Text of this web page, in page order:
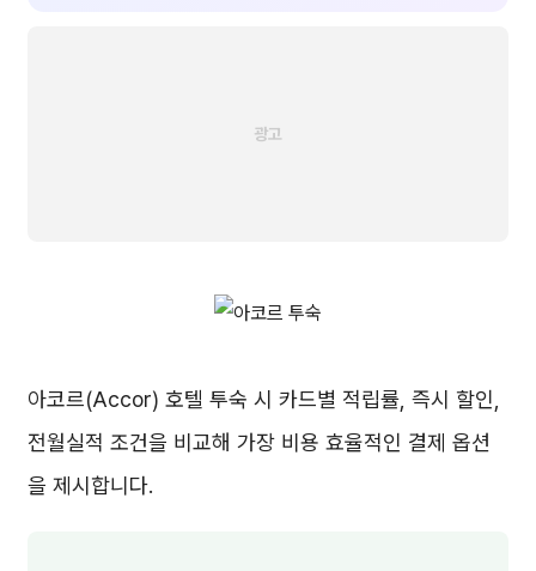
아코르(Accor) 호텔 투숙 시 카드별 적립률, 즉시 할인,
전월실적 조건을 비교해 가장 비용 효율적인 결제 옵션
을 제시합니다.